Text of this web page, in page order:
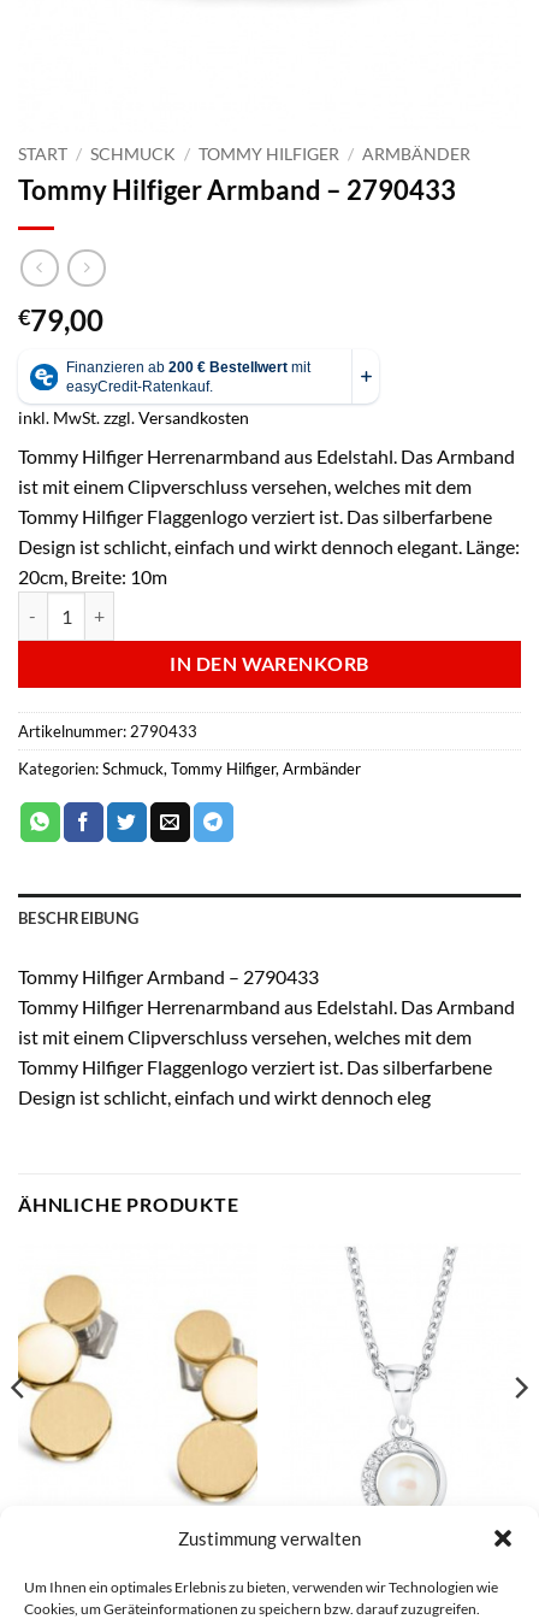
Zustimmung verwalten
Um Ihnen ein optimales Erlebnis zu bieten, verwenden wir Technologien wie
Cookies, um Geräteinformationen zu speichern bzw. darauf zuzugreifen.
START / SCHMUCK / TOMMY HILFIGER / ARMBÄNDER
Tommy Hilfiger Armband – 2790433
€79,00
inkl. MwSt.zzgl.Versandkosten
Tommy Hilfiger Herrenarmband aus Edelstahl. Das Armband
ist mit einem Clipverschluss versehen, welches mit dem
Tommy Hilfiger Flaggenlogo verziert ist. Das silberfarbene
Design ist schlicht, einfach und wirkt dennoch elegant. Länge:
20cm, Breite: 10m
IN DEN WARENKORB
Artikelnummer:2790433
Kategorien:Schmuck,Tommy Hilfiger,Armbänder
BESCHREIBUNG
Tommy Hilfiger Armband – 2790433
Tommy Hilfiger Herrenarmband aus Edelstahl. Das Armband
ist mit einem Clipverschluss versehen, welches mit dem
Tommy Hilfiger Flaggenlogo verziert ist. Das silberfarbene
Design ist schlicht, einfach und wirkt dennoch eleg
ÄHNLICHE PRODUKTE
€69,00